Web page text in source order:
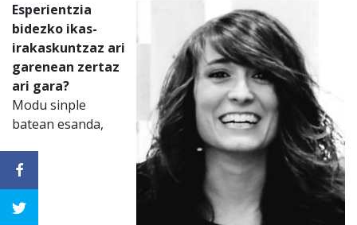
Esperientzia
bidezko ikas-
irakaskuntzaz ari
garenean zertaz
ari gara?
Modu sinple
batean esanda,